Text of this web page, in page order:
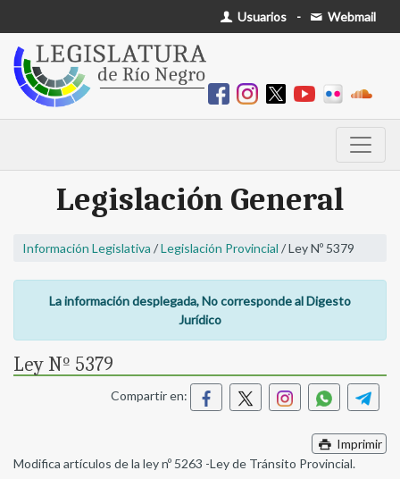
Usuarios - Webmail
Legislación General
Información Legislativa /Legislación Provincial / Ley Nº 5379
La información desplegada, No corresponde al Digesto
Jurídico
Ley Nº 5379
Compartir en:
Imprimir
Modifica artículos de la ley nº 5263 -Ley de Tránsito Provincial.